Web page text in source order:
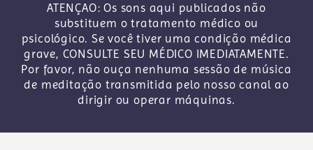
ATENÇAO: Os sons aqui publicados não
substituem o tratamento médico ou
psicológico. Se você tiver uma condição médica
grave, CONSULTE SEU MÉDICO IMEDIATAMENTE.
Por favor, não ouça nenhuma sessão de música
de meditação transmitida pelo nosso canal ao
dirigir ou operar máquinas.